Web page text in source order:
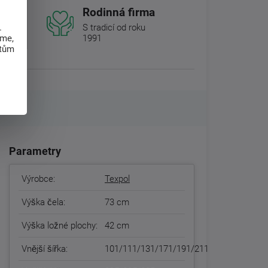
Rodinná firma
S tradicí od roku
1991
Parametry
Výrobce: Texpol
Výška čela: 73 cm
Výška ložné plochy: 42 cm
Vnější šířka: 101/111/131/171/191/211